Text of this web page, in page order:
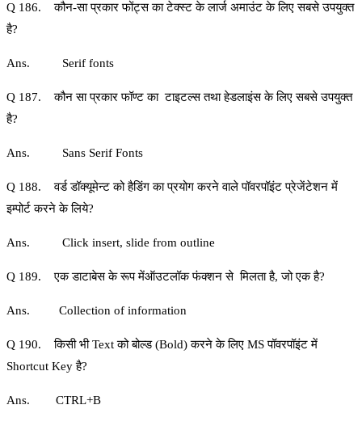
Q 186. कौन-सा प्रकार फोंट्स का टेक्स्ट के लार्ज अमाउंट के लिए सबसे उपयुक्‍त
है?
Ans. Serif fonts
Q 187. कौन सा प्रकार फॉण्ट का टाइटल्स तथा हेडलाइंस के लिए सबसे उपयुक्‍त
है?
Ans. Sans Serif Fonts
Q 188. वर्ड डॉक्‍यूमेन्‍ट को हैडिंग का प्रयोग करने वाले पॉवरपॉइंट प्रेजेंटेशन में
इम्‍पोर्ट करने के लिये?
Ans. Click insert, slide from outline
Q 189. एक डाटाबेस के रूप मेंऑउटलॉक फंक्‍शन से मिलता है, जो एक है?
Ans. Collection of information
Q 190. किसी भी Text को बोल्ड (Bold) करने के लिए MS पॉवरपॉइंट में
Shortcut Key है?
Ans. CTRL+B